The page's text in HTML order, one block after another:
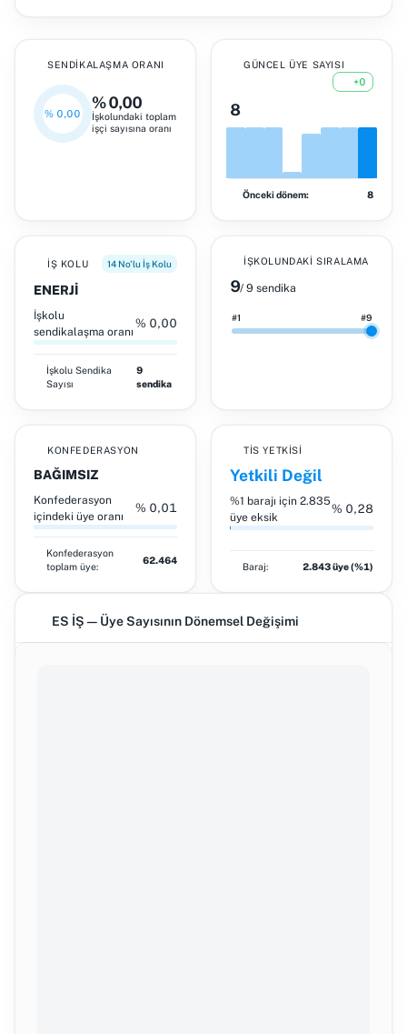
SENDIKALAŞMA ORANI
% 0,00
% 0,00
İşkolundaki toplam
işçi sayısına oranı
GÜNCEL ÜYE SAYISI
+0
8
Önceki dönem: 8
İŞ KOLU 14 No'lu İş Kolu
ENERJİ
İşkolu
sendikalaşma oranı
% 0,00
İşkolu Sendika
Sayısı
9
sendika
İŞKOLUNDAKI SIRALAMA
9/ 9 sendika
#1 #9
KONFEDERASYON
BAĞIMSIZ
Konfederasyon
içindeki üye oranı
% 0,01
Konfederasyon
toplam üye:
62.464
TİS YETKISI
Yetkili Değil
%1 barajı için 2.835
üye eksik
% 0,28
Baraj: 2.843 üye (%1)
ES İŞ — Üye Sayısının Dönemsel Değişimi